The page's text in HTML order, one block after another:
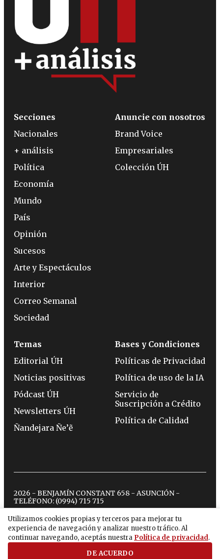
Utilizamos cookies propias y terceros para mejorar tu
experiencia de navegación y analizar nuestro tráfico. Al
continuar navegando, aceptás nuestra Política de privacidad.
DE ACUERDO
Secciones
Nacionales
+ análisis
Política
Economía
Mundo
País
Opinión
Sucesos
Arte y Espectáculos
Interior
Correo Semanal
Sociedad
Anuncie con nosotros
Brand Voice
Empresariales
Colección ÚH
Temas
Editorial ÚH
Noticias positivas
Pódcast ÚH
Newsletters ÚH
Ñandejara Ñe’ẽ
Bases y Condiciones
Políticas de Privacidad
Política de uso de la IA
Servicio de
Suscripción a Crédito
Política de Calidad
2026 - BENJAMÍN CONSTANT 658 - ASUNCIÓN -
TELÉFONO: (0994) 715 715
twitterinstagram
facebook
tiktokyoutubespotify